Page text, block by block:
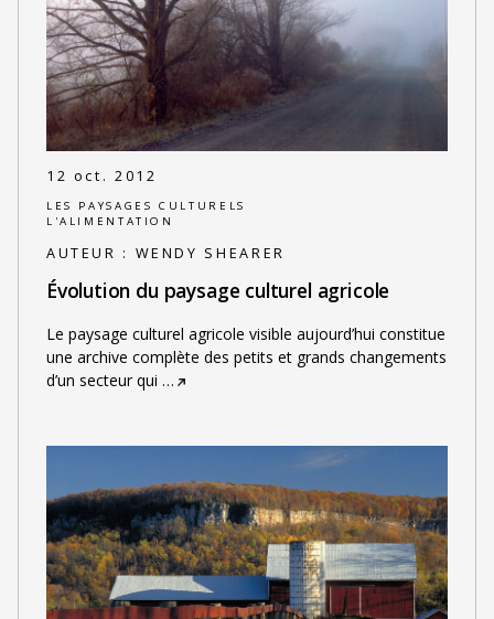
12 oct. 2012
LES PAYSAGES CULTURELS
L'ALIMENTATION
AUTEUR : WENDY SHEARER
Évolution du paysage culturel agricole
Le paysage culturel agricole visible aujourd’hui constitue
une archive complète des petits et grands changements
d’un secteur qui …